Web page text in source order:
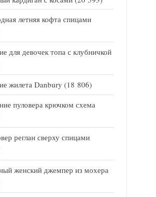
летняя кофта спицами
для девочек топа с клубничкой
жилета Danbury (18 806)
пуловера крючком схема
реглан сверху спицами
женский джемпер из мохера